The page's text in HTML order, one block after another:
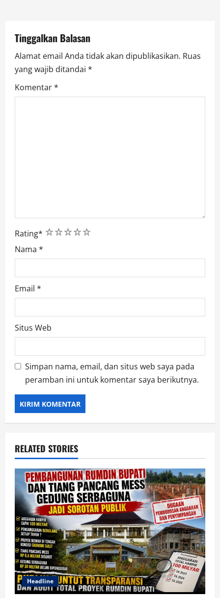
o
n
Tinggalkan Balasan
Alamat email Anda tidak akan dipublikasikan. Ruas
yang wajib ditandai *
Komentar*
Rating* 5
4
3
2
1
Nama *
Email *
Situs Web
Simpan nama, email, dan situs web saya pada
peramban ini untuk komentar saya berikutnya.
RELATED STORIES
Headline